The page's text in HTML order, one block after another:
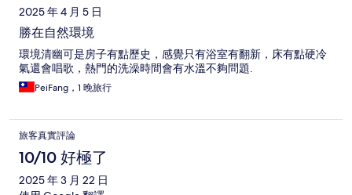
2025 年 4 月 5 日
勝在自然環境
環境清幽可是房子有點歷史，感覺只有浴室有翻新，床有點硬冷
氣還會唱歌，熱門的洗澡時間會有水溫不夠問題.
PeiFang，1 晚旅行
旅客真實評論
10/10 好極了
2025 年 3 月 22 日